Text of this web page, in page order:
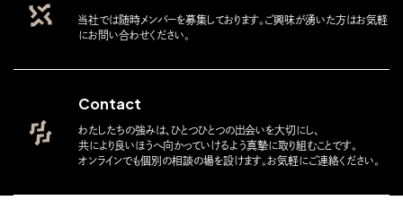
当社では随時メンバーを募集しております。ご興味が湧いた方はお気軽
にお問い合わせください。
Contact
わたしたちの強みは、ひとつひとつの出会いを大切にし、
共により良いほうへ向かっていけるよう真摯に取り組むことです。
オンラインでも個別の相談の場を設けます。お気軽にご連絡ください。